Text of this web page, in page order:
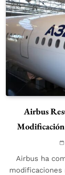
Airbus
Airbus ha
modificaciones